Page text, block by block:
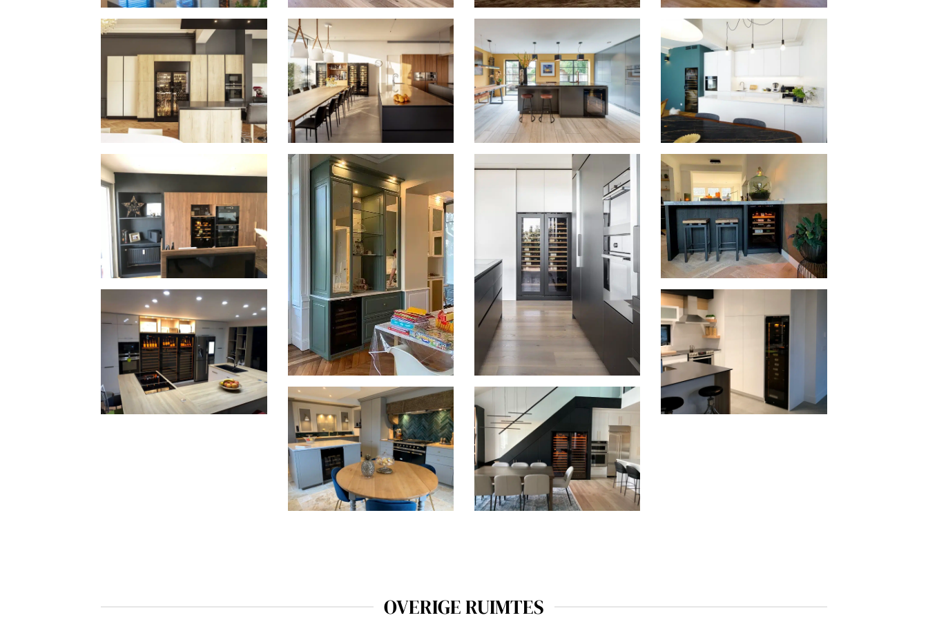
Inspiration inbouw
wijnklimaatkast in Nederland
ShowCave wijnvitrine in
Bordeaux ©ALBAN GATTI
Inspiration inbouw
wijnklimaatkast in Tassin
2 Revelation wijnklimaatkasten
in het Verenigd Koninkrijk
@murielsilvaphoto
@sandiferdesignbuild
3 Inspiration inbouw
wijnklimaatkasten in Israel
@arstudio_arnon_nir_arch
Inspiration inbouw
wijnklimaatkast in Montespan
Tête à Tête wijnkastje bij een
particulier in Zuid-Korea
Inspiration inbouw wijnkast in
het Verenigd Koninkrijk
2 Inspiration inbouw
wijnklimaatkasten in Israel
©amitgeronphotographer
2 Compact inbouw wijnkasten in
Denemarken
Pure wijnkast in Parijs
©bardinarchitecte
Inspiration inbouw
wijnklimaatkasten in Waalwijk
OVERIGE RUIMTES